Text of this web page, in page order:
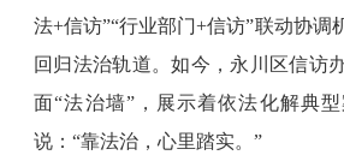
法+信访”“行业部门+信访”联动协调
回归法治轨道。如今，永川区信访
面“法治墙”，展示着依法化解典
说：“靠法治，心里踏实。”